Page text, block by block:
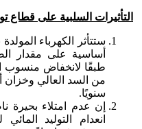
التأثيرات السلبية على قطاع
ستتأثر الكهرباء
أساسية على مقدار
طبقًا لانخفاض منسوب
سنويًا.
إن عدم امتلاء بحيرة
انعدام التوليد